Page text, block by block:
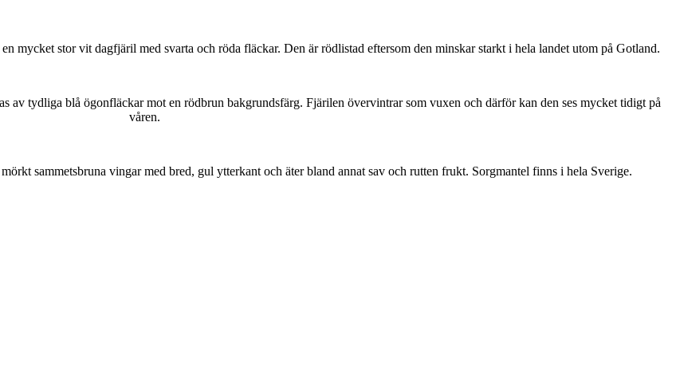
mycket stor vit dagfjäril med svarta och röda fläckar. Den är rödlistad eftersom den minskar starkt i hela landet utom på Gotland.
av tydliga blå ögonfläckar mot en rödbrun bakgrundsfärg. Fjärilen övervintrar som vuxen och därför kan den ses mycket tidigt på
våren.
sammetsbruna vingar med bred, gul ytterkant och äter bland annat sav och rutten frukt. Sorgmantel finns i hela Sverige.